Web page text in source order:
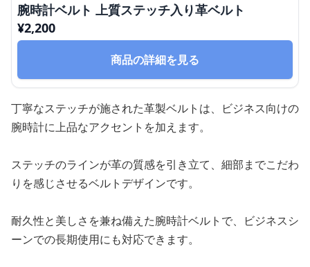
腕時計ベルト 上質ステッチ入り革ベルト
¥2,200
商品の詳細を見る
丁寧なステッチが施された革製ベルトは、ビジネス向けの
腕時計に上品なアクセントを加えます。
ステッチのラインが革の質感を引き立て、細部までこだわ
りを感じさせるベルトデザインです。
耐久性と美しさを兼ね備えた腕時計ベルトで、ビジネスシ
ーンでの長期使用にも対応できます。